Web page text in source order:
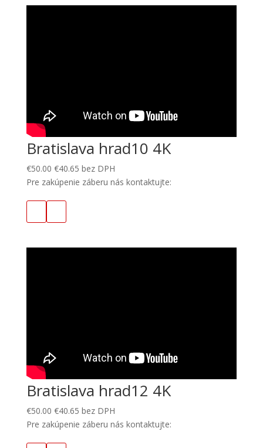
Bratislava hrad10 4K
€50.00 €40.65 bez DPH
Pre zakúpenie záberu nás kontaktujte:
Bratislava hrad12 4K
€50.00 €40.65 bez DPH
Pre zakúpenie záberu nás kontaktujte: